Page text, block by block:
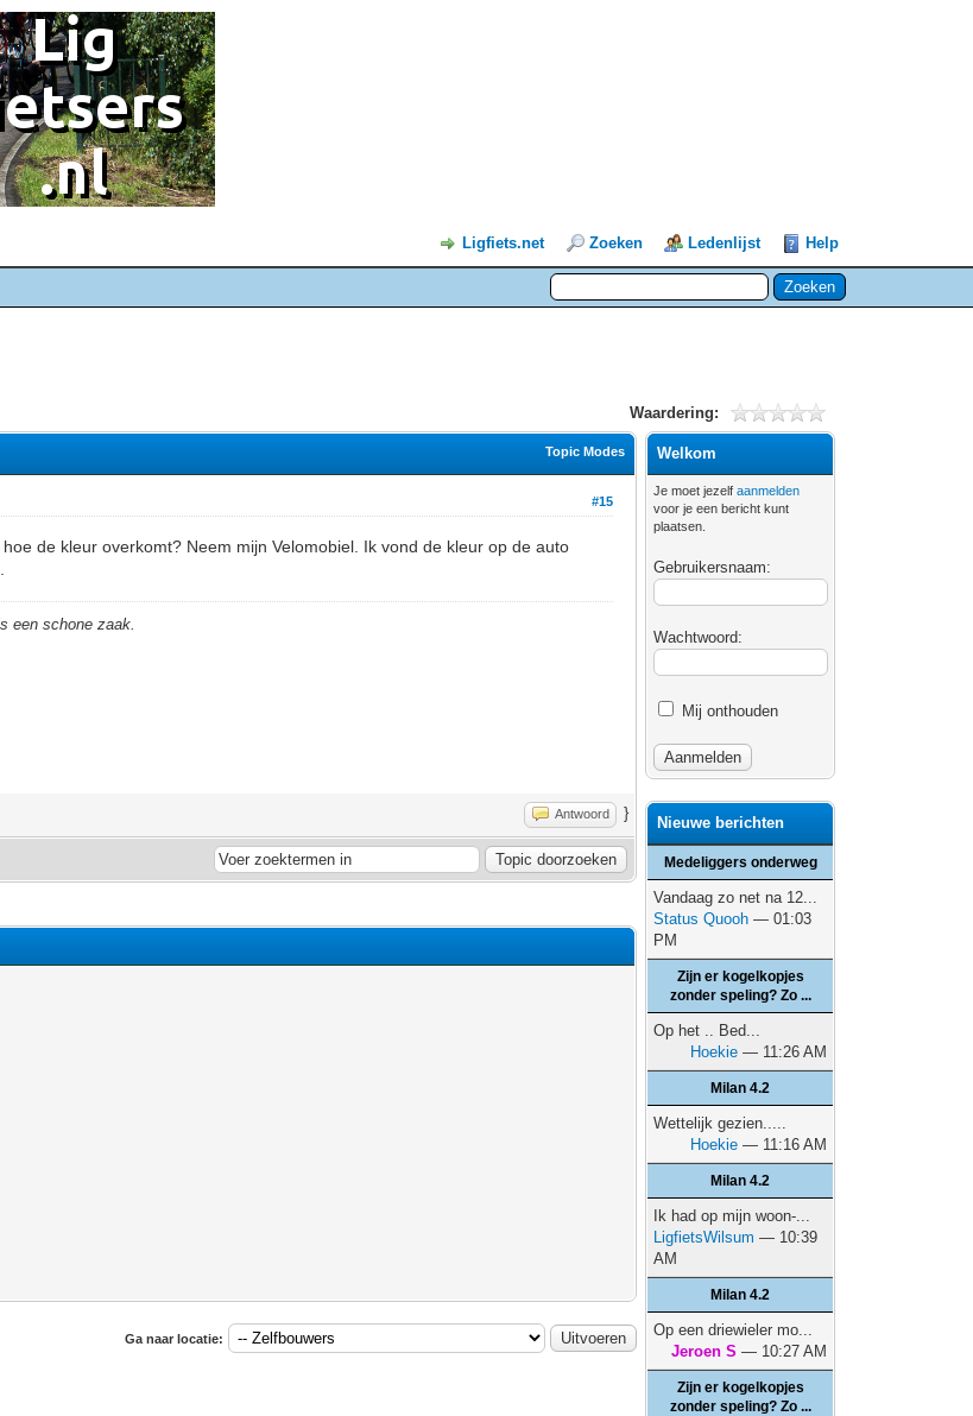
Ligfiets.net Zoeken Ledenlijst Help
Waardering:
Topic Modes
#15
de kleur overkomt? Neem mijn Velomobiel. Ik vond de kleur op de auto
een schone zaak.
Antwoord }
Ga naar locatie:
Welkom
Je moet jezelfaanmelden
voor je een bericht kunt
plaatsen.
Gebruikersnaam:
Wachtwoord:
Mij onthouden
Nieuwe berichten
Medeliggers onderweg
Vandaag zo net na 12...
Status Quooh — 01:03
PM
Zijn er kogelkopjes
zonder speling? Zo ...
Op het .. Bed...
Hoekie — 11:26 AM
Milan 4.2
Wettelijk gezien.....
Hoekie — 11:16 AM
Milan 4.2
Ik had op mijn woon-...
LigfietsWilsum — 10:39
AM
Milan 4.2
Op een driewieler mo...
Jeroen S — 10:27 AM
Zijn er kogelkopjes
zonder speling? Zo ...